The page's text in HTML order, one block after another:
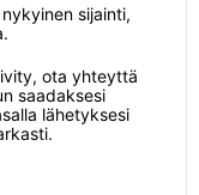
sijainti,
ota yhteyttä
saadaksesi
lähetyksesi